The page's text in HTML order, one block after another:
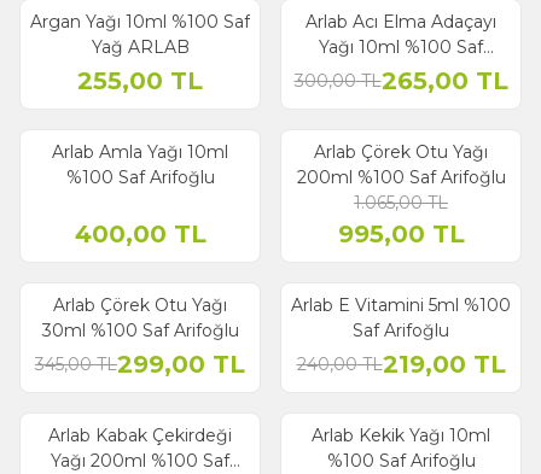
Argan Yağı 10ml %100 Saf
Yağ ARLAB
255,00 TL
% 12
İndirim
Arlab Acı Elma Adaçayı
Yağı 10ml %100 Saf
Arifoğlu
300,00TL265,00 TL
Arlab Amla Yağı 10ml
%100 Saf Arifoğlu
400,00 TL
% 7
İndirim
Arlab Çörek Otu Yağı
200ml %100 Saf Arifoğlu
1.065,00TL
995,00 TL
% 13
İndirim
Arlab Çörek Otu Yağı
30ml %100 Saf Arifoğlu
345,00TL299,00 TL
% 9
Arlab E Vitamini 5ml %100
Saf Arifoğlu
240,00TL219,00 TL
Arlab Kabak Çekirdeği
Yağı 200ml %100 Saf
% 37
İndirim
Arlab Kekik Yağı 10ml
%100 Saf Arifoğlu